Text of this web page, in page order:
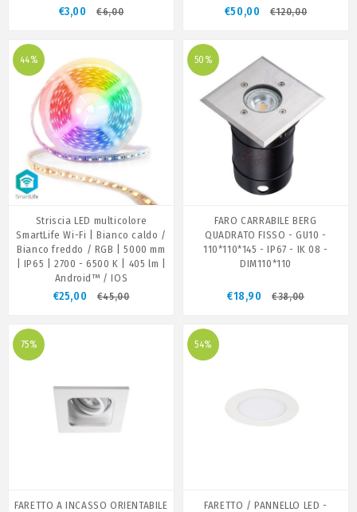
€3,00 €6,00 €50,00 €120,00
44%
Striscia LED multicolore
SmartLife Wi-Fi | Bianco caldo /
Bianco freddo / RGB | 5000 mm
| IP65 | 2700 - 6500 K | 405 lm |
Android™ / IOS
€25,00 €45,00
50%
FARO CARRABILE BERG
QUADRATO FISSO - GU10 -
110*110*145 - IP67 - IK 08 -
DIM110*110
€18,90 €38,00
75%
FARETTO A INCASSO ORIENTABILE
54%
FARETTO / PANNELLO LED -